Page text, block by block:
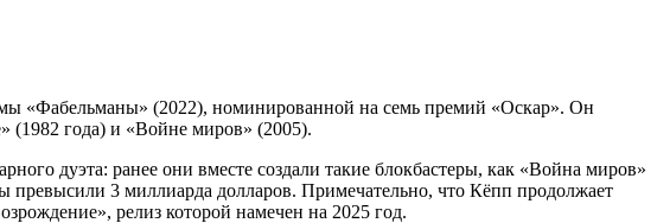
«Фабельманы» (2022), номинированной на семь премий «Оскар». Он
(1982 года) и «Войне миров» (2005).
дуэта: ранее они вместе создали такие блокбастеры, как «Война миров»
3 миллиарда долларов. Примечательно, что Кёпп продолжает
релиз которой намечен на 2025 год.